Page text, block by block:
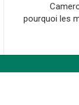
pourquoi les